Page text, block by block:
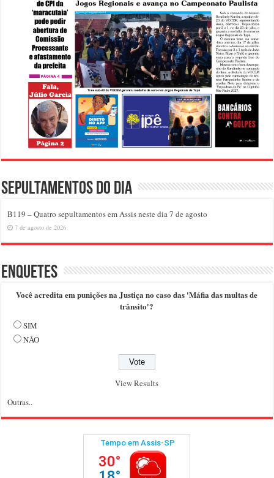
Sepultamentos do dia
B119 – Quatro sepultamentos em Assis neste dia 7 de agosto
7 de agosto de 2026
Enquetes
Você acredita em punições na Justiça no caso das 'Máfia das multas de
trânsito'?
SIM
NÃO
View Results
Outras..